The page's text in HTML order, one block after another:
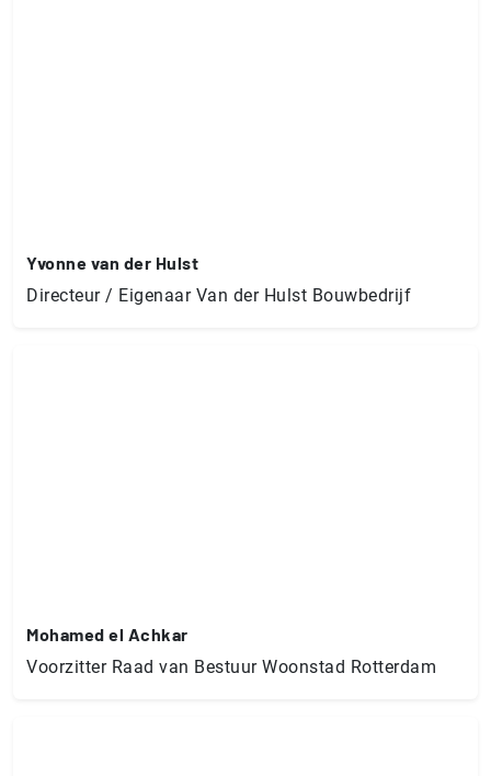
Yvonne van der Hulst
Directeur / Eigenaar Van der Hulst Bouwbedrijf
Mohamed el Achkar
Voorzitter Raad van Bestuur Woonstad Rotterdam